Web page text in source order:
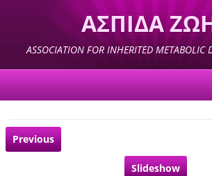
ΑΣΠΙΔΑ
ASSOCIATION FOR INHERITED METABOLIC
Previous
Slideshow